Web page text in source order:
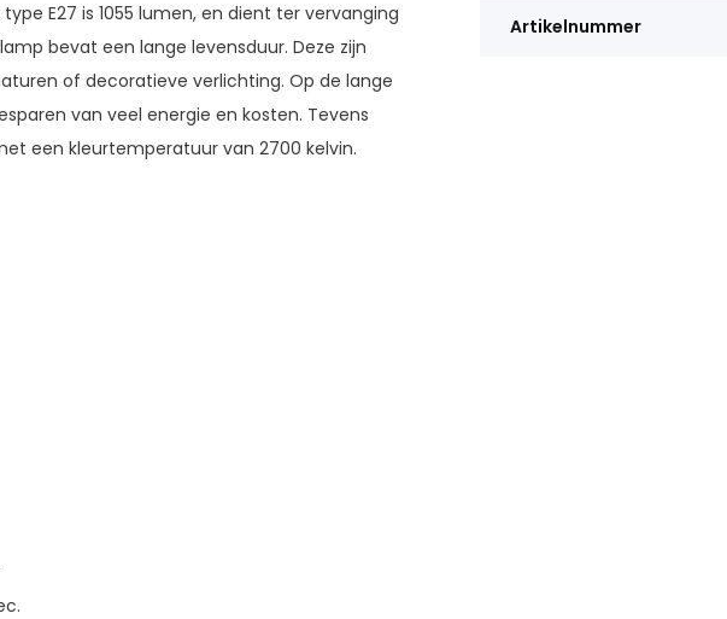
E27 is 1055 lumen, en dient ter vervanging
bevat een lange levensduur. Deze zijn
of decoratieve verlichting. Op de lange
van veel energie en kosten. Tevens
een kleurtemperatuur van 2700 kelvin.
Artikelnummer